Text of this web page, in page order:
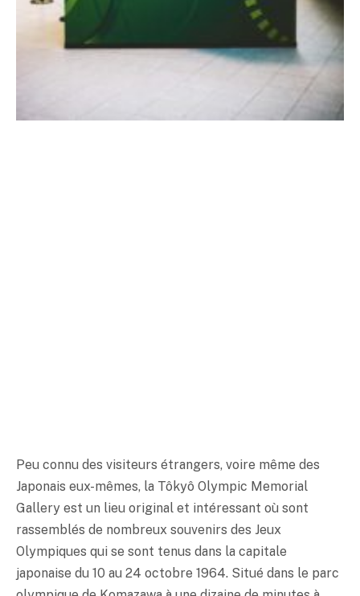
Peu connu des visiteurs étrangers, voire même des
Japonais eux-mêmes, la Tôkyô Olympic Memorial
Gallery est un lieu original et intéressant où sont
rassemblés de nombreux souvenirs des Jeux
Olympiques qui se sont tenus dans la capitale
japonaise du 10 au 24 octobre 1964. Situé dans le parc